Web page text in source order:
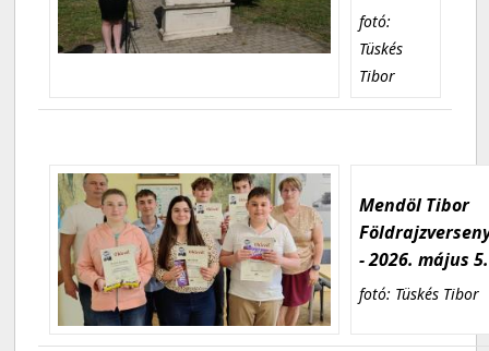
fotó:
Tüskés
Tibor
Mendöl Tibor
- 2026. május 5.
fotó: Tüskés Tibor